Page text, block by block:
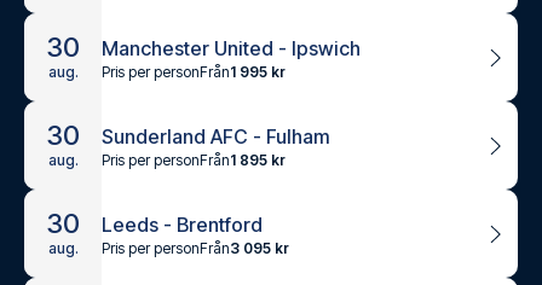
30
aug.
Manchester United - Ipswich
Pris per personFrån1 995 kr
30
aug.
Sunderland AFC - Fulham
Pris per personFrån1 895 kr
30
aug.
Leeds - Brentford
Pris per personFrån3 095 kr